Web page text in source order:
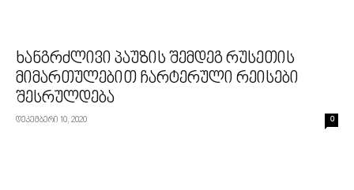
ხანგრძლივი პაუზის შემდეგ რუსეთის
მიმართულებით ჩარტერული რეისები
შესრულდება
დეკემბერი 10, 2020 0